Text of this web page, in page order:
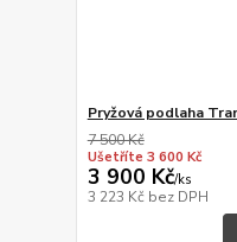
Pryžová podlaha
7 500 Kč
Ušetříte 3 600 Kč
3 900 Kč/ks
3 223 Kč bez DPH